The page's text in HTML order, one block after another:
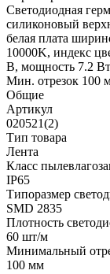
Светодиодная
силиконовый
белая плата
10000K, индекс
В, мощность 7.2
Мин. отрезок 100
Общие
Артикул
020521(2)
Тип товара
Лента
Класс
IP65
Типоразмер
SMD 2835
Плотность
60 шт/м
Минимальный
100 мм